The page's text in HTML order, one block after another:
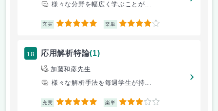
様々な分野を幅広く学ぶことが...
充実 5 楽単 4
18 応用解析特論(1)
加藤和彦先生
様々な解析手法を毎週学生が持...
充実 5 楽単 3